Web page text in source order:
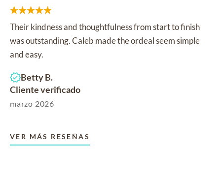
Their kindness and thoughtfulness from start to finish
was outstanding. Caleb made the ordeal seem simple
and easy.
Betty B.
Cliente verificado
marzo 2026
VER MÁS RESEÑAS